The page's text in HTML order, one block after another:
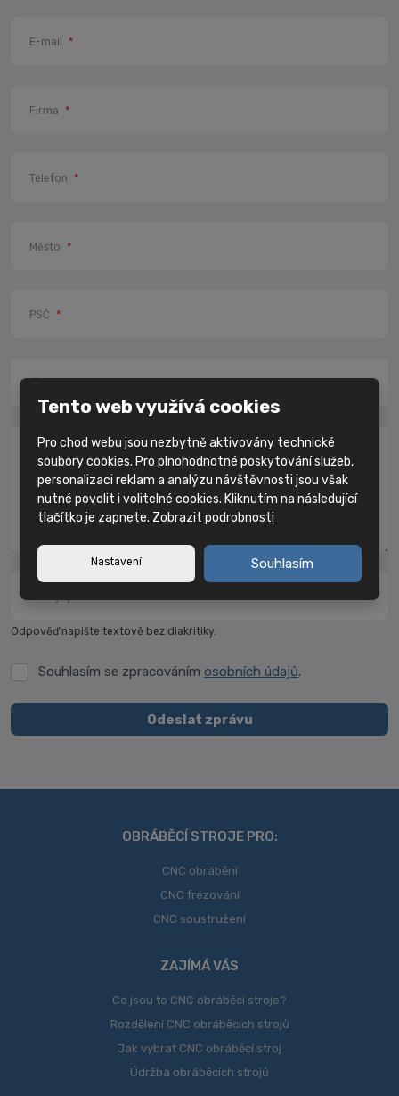
E-mail *
Firma *
Telefon *
Město *
PSČ *
Odpověď napište textově bez diakritiky.
Souhlasím
zpracováním
osobních
Souhlasím se zpracovánímosobních údajů.
Odeslat zprávu
OBRÁBĚCÍ STROJE PRO:
CNC obrábění
CNC frézování
CNC soustružení
ZAJÍMÁ VÁS
Co jsou to CNC obráběcí stroje?
Rozdělení CNC obráběcích strojů
Jak vybrat CNC obráběcí stroj
Údržba obráběcích strojů
Tento web využívá cookies
Pro chod webu jsou nezbytně aktivovány technické
soubory cookies. Pro plnohodnotné poskytování služeb,
personalizaci reklam a analýzu návštěvnosti jsou však
nutné povolit i volitelné cookies. Kliknutím na následující
tlačítko je zapnete. Zobrazit podrobnosti
Nastavení Souhlasím